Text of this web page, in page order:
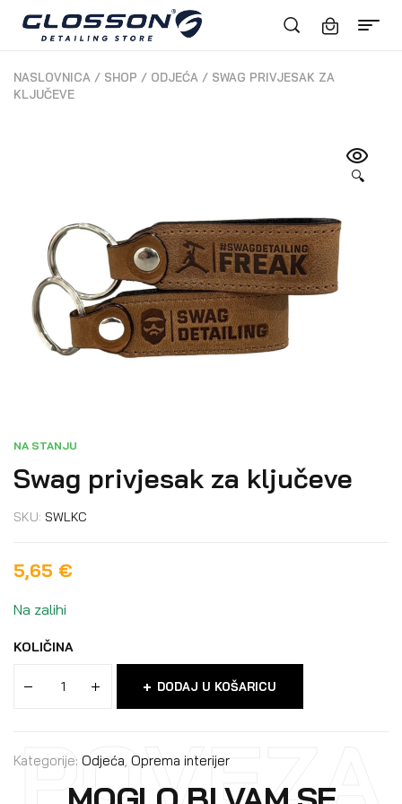
NASLOVNICA / SHOP / ODJEĆA / SWAG PRIVJESAK ZA
KLJUČEVE
🔍
NA STANJU
Swag privjesak za ključeve
SKU: SWLKC
5,65 €
Na zalihi
KOLIČINA
DODAJ U KOŠARICU
Kategorije: Odjeća, Oprema interijer
POVEZA